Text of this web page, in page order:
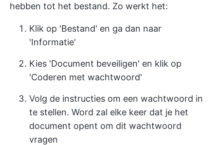
hebben tot het bestand. Zo werkt het:
Klik op 'Bestand' en ga dan naar
'Informatie'
Kies 'Document beveiligen' en klik op
'Coderen met wachtwoord'
Volg de instructies om een wachtwoord in
te stellen. Word zal elke keer dat je het
document opent om dit wachtwoord
vragen